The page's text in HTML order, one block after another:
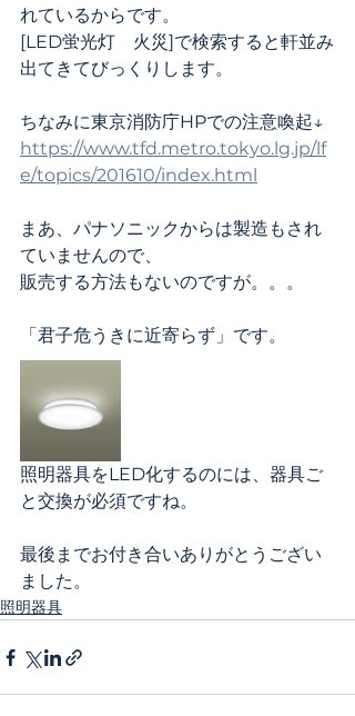
れているからです。
[LED蛍光灯　火災]で検索すると軒並み
出てきてびっくりします。
ちなみに東京消防庁HPでの注意喚起↓
https://www.tfd.metro.tokyo.lg.jp/lf
e/topics/201610/index.html
まあ、パナソニックからは製造もされ
ていませんので、
販売する方法もないのですが。。。
「君子危うきに近寄らず」です。
照明器具をLED化するのには、器具ご
と交換が必須ですね。
最後までお付き合いありがとうござい
ました。
照明器具